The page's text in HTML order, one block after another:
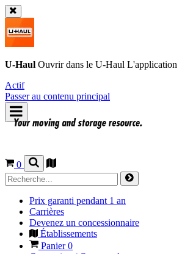
U-Haul Ouvrir dans le U-Haul L'application
Actif
Passer au contenu principal
0
Prix garanti pendant 1 an
Carrières
Devenez un concessionnaire
Établissements
Panier0